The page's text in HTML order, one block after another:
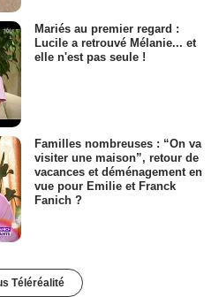
Mariés au premier regard :
Lucile a retrouvé Mélanie... et
elle n'est pas seule !
Familles nombreuses : “On va
visiter une maison”, retour de
vacances et déménagement en
vue pour Emilie et Franck
Fanich ?
Téléréalité